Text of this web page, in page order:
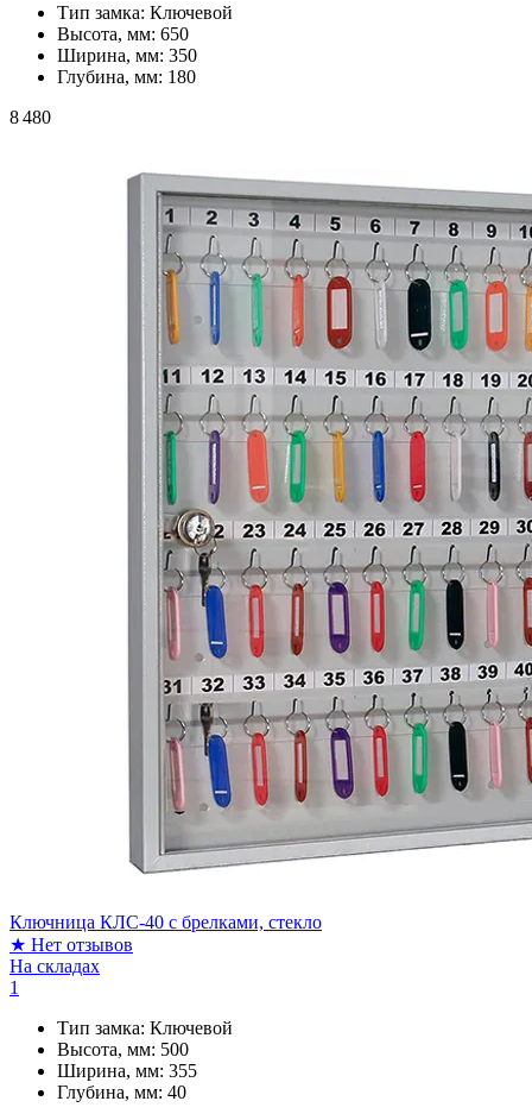
Тип замка: Ключевой
Высота, мм: 650
Ширина, мм: 350
Глубина, мм: 180
8 480
Ключница КЛС-40 с брелками, стекло
★ Нет отзывов
На складах
1
Тип замка: Ключевой
Высота, мм: 500
Ширина, мм: 355
Глубина, мм: 40